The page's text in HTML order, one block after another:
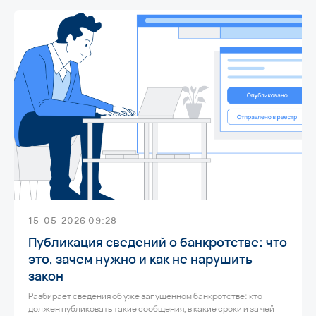
15-05-2026 09:28
Публикация сведений о банкротстве: что
это, зачем нужно и как не нарушить
закон
Разбирает сведения об уже запущенном банкротстве: кто
должен публиковать такие сообщения, в какие сроки и за чей
© 1999—2026, ООО «ЮрТехКонсалт»
ИНН 7722832917, ОГРН 1147746080020
Политика конфиденциальности
Карта сайта
Разработка сайта
Информация о Cookies